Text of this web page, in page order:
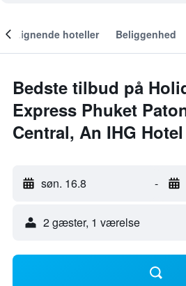
Lignende hoteller Beliggenhed
Bedste tilbud på
Express Phuket
Central, An IHG
søn. 16.8 -
2 gæster, 1 værelse